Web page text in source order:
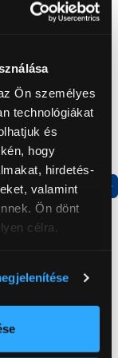
Ön személyes
technológiákat
és
hogy
hirdetés-
valamint
Ön dönt
célra.
annak konkrét